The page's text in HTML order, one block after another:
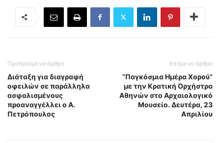
Προηγούμενο άρθρο
Διάταξη για διαγραφή
οφειλών σε παράλληλα
ασφαλισμένους
προαναγγέλλει ο Α.
Πετρόπουλος
Επόμενο άρθρο
“Παγκόσμια Ημέρα Χορού”
με την Κρατική Ορχήστρα
Αθηνών στο Αρχαιολογικό
Μουσείο. Δευτέρα, 23
Απριλίου